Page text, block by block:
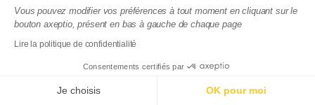
Syndic Toulon
Syndic Toulouse
Nos Guides
Nos guides sur le syndic
Nos guides sur la législation
Nos guides sur la gestion locative
Vous pouvez modifier vos préférences à tout moment en cliquant sur le
bouton axeptio, présent en bas à gauche de chaque page
Lire la politique de confidentialité
Consentements certifiés par
Je choisis OK pour moi